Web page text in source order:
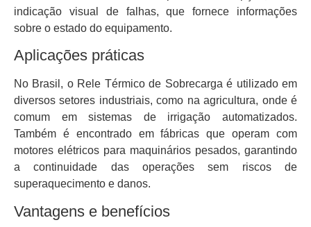
indicação visual de falhas, que fornece informações
sobre o estado do equipamento.
Aplicações práticas
No Brasil, o Rele Térmico de Sobrecarga é utilizado em
diversos setores industriais, como na agricultura, onde é
comum em sistemas de irrigação automatizados.
Também é encontrado em fábricas que operam com
motores elétricos para maquinários pesados, garantindo
a continuidade das operações sem riscos de
superaquecimento e danos.
Vantagens e benefícios